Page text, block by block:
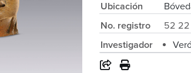
Ubicación
No. registro
52 22
Investigador